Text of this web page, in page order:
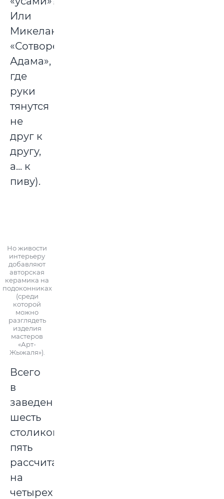
Или
Микеланджеловское
«Сотворение
Адама»,
где
руки
тянутся
не
друг к
другу,
а... к
пиву).
Но живости
интерьеру
добавляют
авторская
керамика на
подоконниках
(среди
которой
можно
разглядеть
изделия
мастеров
«Арт-
Жыжаля»).
Всего
в
заведении
шесть
столиков:
пять
рассчитаны
на
четырех